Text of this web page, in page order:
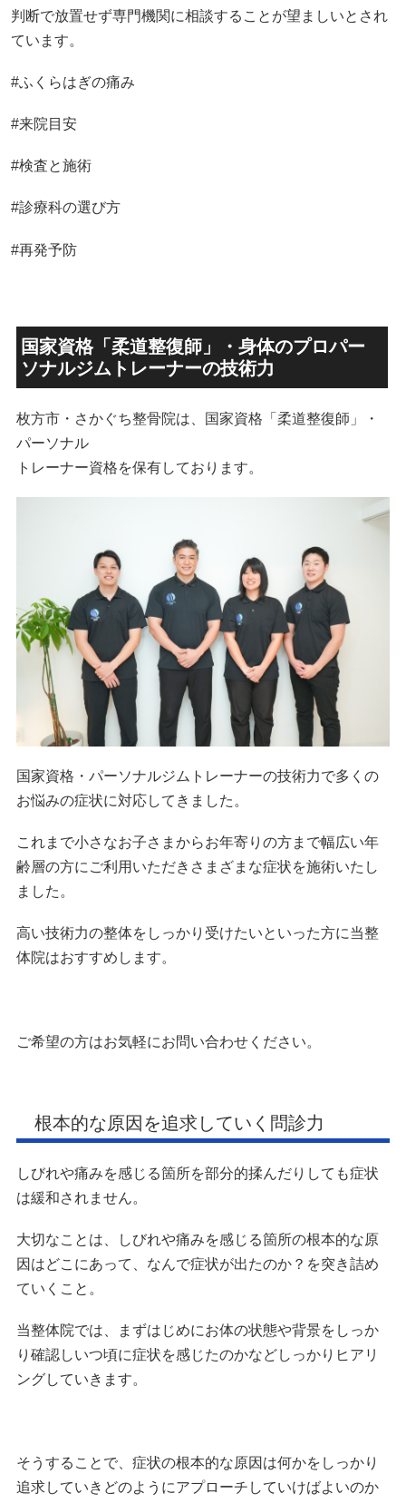
判断で放置せず専門機関に相談することが望ましいとされ
ています。
#ふくらはぎの痛み
#来院目安
#検査と施術
#診療科の選び方
#再発予防
国家資格「柔道整復師」・身体のプロパー
ソナルジムトレーナーの技術力
枚方市・さかぐち整骨院は、国家資格「柔道整復師」・
パーソナル
トレーナー資格を保有しております。
国家資格・パーソナルジムトレーナーの技術力で多くの
お悩みの症状に対応してきました。
これまで小さなお子さまからお年寄りの方まで幅広い年
齢層の方にご利用いただきさまざまな症状を施術いたし
ました。
高い技術力の整体をしっかり受けたいといった方に当整
体院はおすすめします。
ご希望の方はお気軽にお問い合わせください。
根本的な原因を追求していく問診力
しびれや痛みを感じる箇所を部分的揉んだりしても症状
は緩和されません。
大切なことは、しびれや痛みを感じる箇所の根本的な原
因はどこにあって、なんで症状が出たのか？を突き詰め
ていくこと。
当整体院では、まずはじめにお体の状態や背景をしっか
り確認しいつ頃に症状を感じたのかなどしっかりヒアリ
ングしていきます。
そうすることで、症状の根本的な原因は何かをしっかり
追求していきどのようにアプローチしていけばよいのか